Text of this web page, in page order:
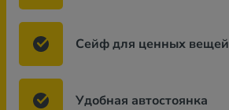
Сейф для ценных вещей
Удобная автостоянка